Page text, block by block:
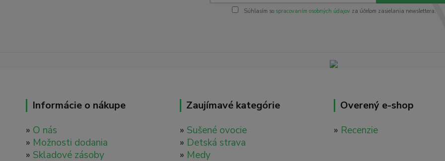
Súhlasím so spracovaním osobných údajovza účelom zasielania newslettera.
Informácie o nákupe
» O nás
» Možnosti dodania
» Skladové zásoby
Zaujímavé kategórie
» Sušené ovocie
» Detská strava
» Medy
Overený e-shop
» Recenzie